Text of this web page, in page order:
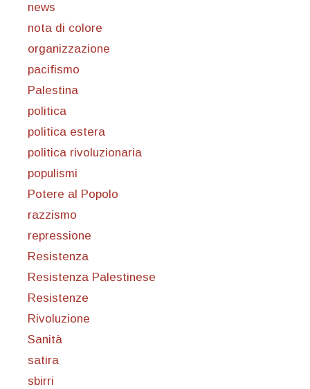
news
nota di colore
organizzazione
pacifismo
Palestina
politica
politica estera
politica rivoluzionaria
populismi
Potere al Popolo
razzismo
repressione
Resistenza
Resistenza Palestinese
Resistenze
Rivoluzione
Sanità
satira
sbirri